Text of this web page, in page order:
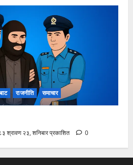
राजनीति समाचार
श्रावण २३, शनिबार प्रकाशित 0